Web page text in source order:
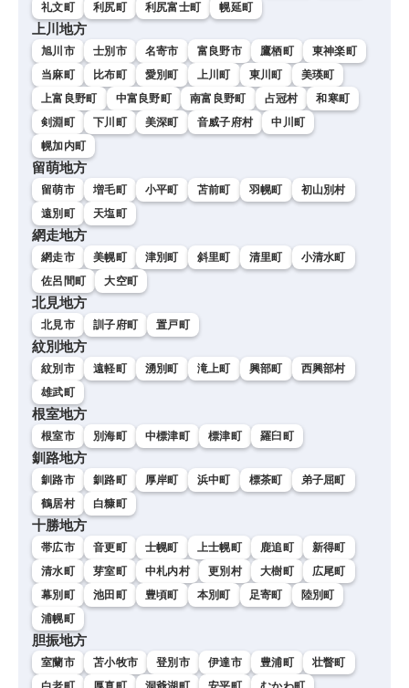
礼文町
利尻町 利尻富士町 幌延町
上川地方
旭川市 士別市 名寄市 富良野市 鷹栖町
東神楽町
当麻町
比布町 愛別町 上川町 東川町
美瑛町
上富良野町
中富良野町 南富良野町 占冠村
和寒町
剣淵町
下川町 美深町 音威子府村
中川町
幌加内町
留萌地方
留萌市 増毛町 小平町 苫前町 羽幌町
初山別村
遠別町
天塩町
網走地方
網走市 美幌町 津別町 斜里町 清里町
小清水町
佐呂間町
大空町
北見地方
北見市 訓子府町 置戸町
紋別地方
紋別市 遠軽町 湧別町 滝上町 興部町
西興部村
雄武町
根室地方
根室市 別海町 中標津町 標津町 羅臼町
釧路地方
釧路市 釧路町 厚岸町 浜中町 標茶町
弟子屈町
鶴居村
白糠町
十勝地方
帯広市 音更町 士幌町 上士幌町 鹿追町
新得町
清水町
芽室町 中札内村 更別村 大樹町
広尾町
幕別町
池田町 豊頃町 本別町 足寄町
陸別町
浦幌町
胆振地方
室蘭市 苫小牧市 登別市 伊達市 豊浦町
壮瞥町